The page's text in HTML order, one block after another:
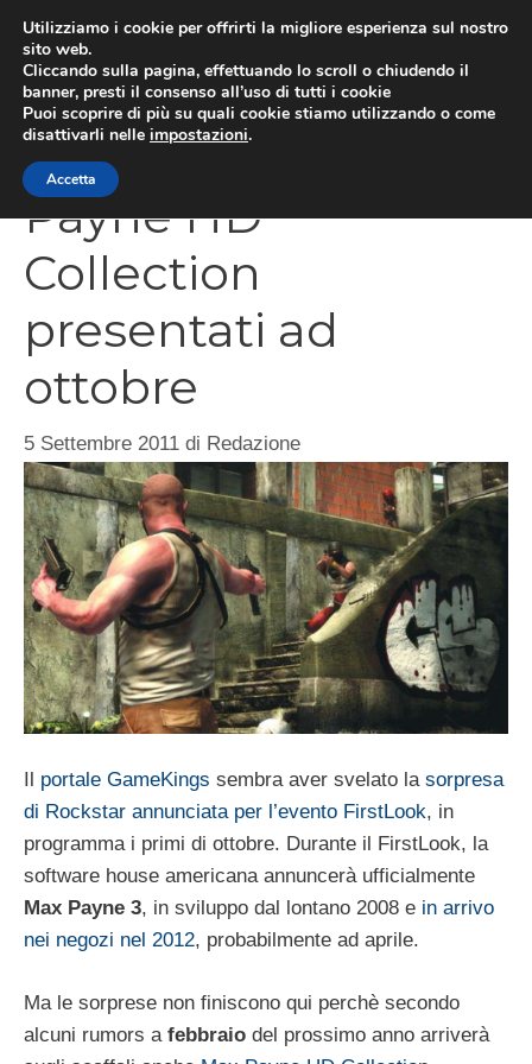
contenuto
Max Payne 3 e Max
Payne HD
Collection
presentati ad
ottobre
5 Settembre 2011 di Redazione
portale GameKings sembra aver svelato la sorpresa
di Rockstar annunciata per l’evento FirstLook, in
programma i primi di ottobre. Durante il FirstLook, la
software house americana annuncerà ufficialmente
Max Payne 3, in sviluppo dal lontano 2008 e in arrivo
nei negozi nel 2012, probabilmente ad aprile.
Ma le sorprese non finiscono qui perchè secondo
alcuni rumors a febbraio del prossimo anno arriverà
Utilizziamo i cookie per offrirti la migliore esperienza sul nostro
sito web.
Cliccando sulla pagina, effettuando lo scroll o chiudendo il
banner, presti il consenso all’uso di tutti i cookie
Puoi scoprire di più su quali cookie stiamo utilizzando o come
disattivarli nelle impostazioni.
Accetta